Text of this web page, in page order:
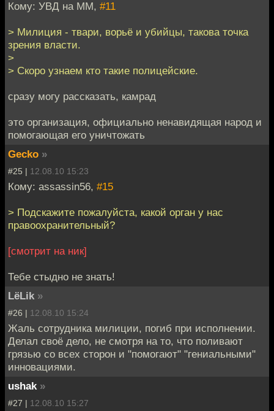
Кому: УВД на ММ, #11
> Милиция - твари, ворьё и убийцы, такова точка
зрения власти.
>
> Скоро узнаем кто такие полицейские.
сразу могу рассказать, камрад
это организация, официально ненавидящая народ и
помогающая его уничтожать
Gecko »
#25 | 12.08.10 15:23
Кому: assassin56, #15
> Подскажите пожалуйста, какой орган у нас
правоохранительный?
[смотрит на ник]
Тебе стыдно не знать!
LёLik »
#26 | 12.08.10 15:24
Жаль сотрудника милиции, погиб при исполнении.
Делал своё дело, не смотря на то, что поливают
грязью со всех сторон и "помогают" "гениальными"
инновациями.
ushak »
#27 | 12.08.10 15:27